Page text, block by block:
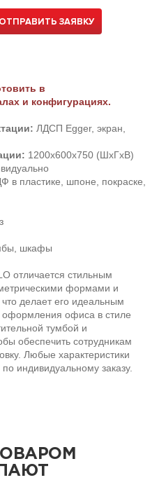
ОТПРАВИТЬ ЗАЯВКУ
в
и конфигурациях.
ЛДСП Egger, экран,
1200х600х750 (ШхГхВ)
в пластике, шпоне, покраске,
шкафы
отличается стильным
формами и
делает его идеальным
офиса в стиле
тумбой и
обеспечить сотрудникам
Любые характеристики
индивидуальному заказу.